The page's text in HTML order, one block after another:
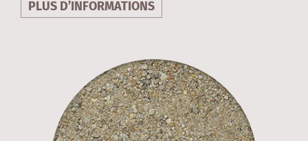
PLUS D’INFORMATIONS